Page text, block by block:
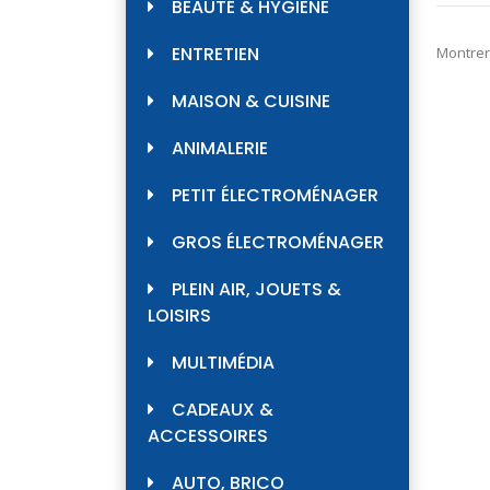
BEAUTÉ & HYGIÈNE
ENTRETIEN
MAISON & CUISINE
ANIMALERIE
PETIT ÉLECTROMÉNAGER
GROS ÉLECTROMÉNAGER
PLEIN AIR, JOUETS &
LOISIRS
MULTIMÉDIA
CADEAUX &
ACCESSOIRES
AUTO, BRICO